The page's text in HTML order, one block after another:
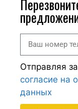
Отправляя
согласие на
данных